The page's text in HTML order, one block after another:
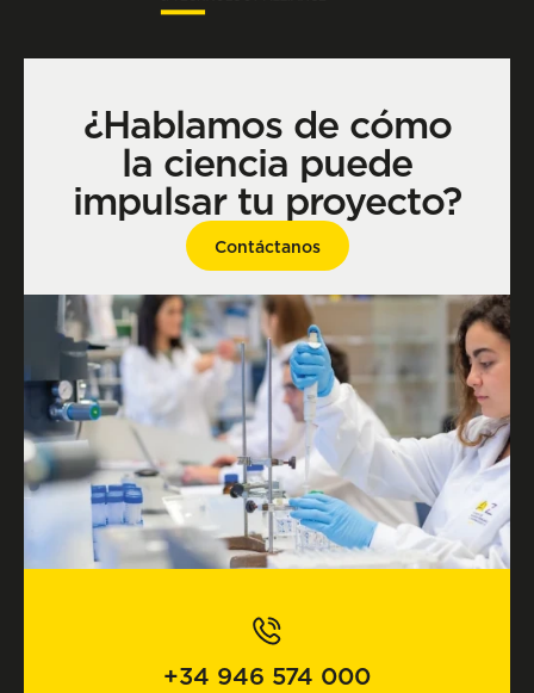
¿Hablamos de cómo
la ciencia puede
impulsar tu proyecto?
Contáctanos
+34 946 574 000